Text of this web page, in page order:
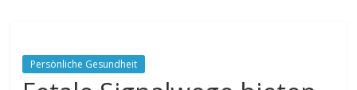
Persönliche Gesundheit